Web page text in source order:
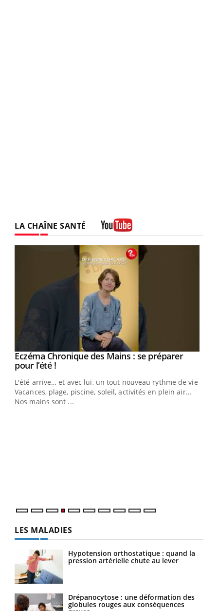
LA CHAÎNE SANTÉ
Youtube
Eczéma Chronique des Mains : se préparer
pour l’été !Youtube
L'été arrive… et avec lui, un tout nouveau rythme de vie !
Vacances, plage, piscine, soleil, activités en plein air…
Nos mains sont ...
LES MALADIES
Hypotension orthostatique : quand la
pression artérielle chute au lever
Drépanocytose : une déformation des
globules rouges aux conséquences